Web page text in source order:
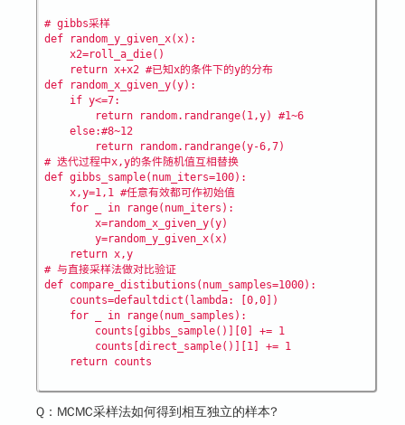
# gibbs采样
def random_y_given_x(x):
    x2=roll_a_die()
    return x+x2 #已知x的条件下的y的分布
def random_x_given_y(y):
    if y<=7:
        return random.randrange(1,y) #1~6
    else:#8~12
        return random.randrange(y-6,7)
# 迭代过程中x,y的条件随机值互相替换
def gibbs_sample(num_iters=100):
    x,y=1,1 #任意有效都可作初始值
    for _ in range(num_iters):
        x=random_x_given_y(y)
        y=random_y_given_x(x)
    return x,y
# 与直接采样法做对比验证
def compare_distibutions(num_samples=1000):
    counts=defaultdict(lambda: [0,0])
    for _ in range(num_samples):
        counts[gibbs_sample()][0] += 1
        counts[direct_sample()][1] += 1
Q： MCMC采样法如何得到相互独立的样本?